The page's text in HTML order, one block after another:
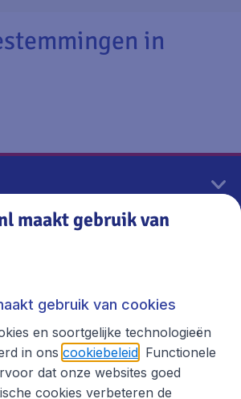
in
maakt gebruik van
gebruik van cookies
en soortgelijke technologieën
in ons cookiebeleid . Functionele
dat onze websites goed
cookies verbeteren de